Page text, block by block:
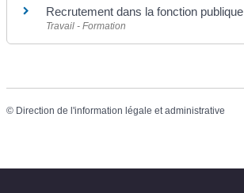
Recrutement dans la fonction publique
Travail - Formation
© Direction de l'information légale et administrative